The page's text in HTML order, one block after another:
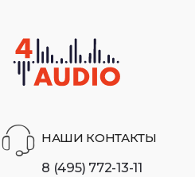
НАШИ КОНТАКТЫ
8 (495) 772-13-11